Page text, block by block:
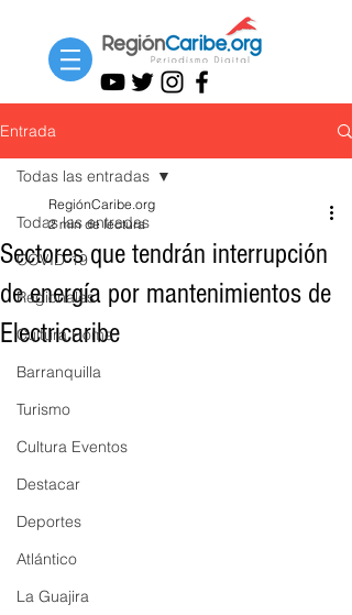
Entrada
Todas las entradas
COVID-19
Regionales
Cultura Home
Barranquilla
Turismo
Cultura Eventos
Destacar
Deportes
Atlántico
La Guajira
Todas las entradas
Sectores que tendrán interrupción
de energía por mantenimientos de
Electricaribe
RegiónCaribe.org
2 min de lectura